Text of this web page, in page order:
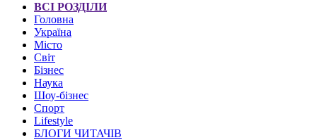
ВСІ РОЗДІЛИ
Головна
Україна
Місто
Світ
Бізнес
Наука
Шоу-бізнес
Спорт
Lifestyle
БЛОГИ ЧИТАЧІВ